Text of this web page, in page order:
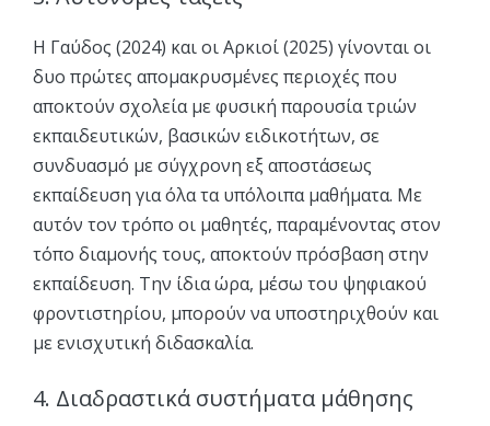
Η Γαύδος (2024) και οι Αρκιοί (2025) γίνονται οι
δυο πρώτες απομακρυσμένες περιοχές που
αποκτούν σχολεία με φυσική παρουσία τριών
εκπαιδευτικών, βασικών ειδικοτήτων, σε
συνδυασμό με σύγχρονη εξ αποστάσεως
εκπαίδευση για όλα τα υπόλοιπα μαθήματα. Με
αυτόν τον τρόπο οι μαθητές, παραμένοντας στον
τόπο διαμονής τους, αποκτούν πρόσβαση στην
εκπαίδευση. Την ίδια ώρα, μέσω του ψηφιακού
φροντιστηρίου, μπορούν να υποστηριχθούν και
με ενισχυτική διδασκαλία.
4. Διαδραστικά συστήματα μάθησης